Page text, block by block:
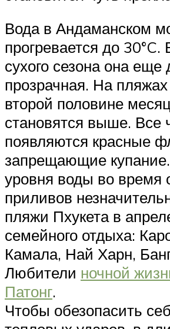
Вода в Андаманском
прогревается до 30°C.
сухого сезона она еще
прозрачная. На
второй половине
становятся выше. Все
появляются красные
запрещающие
уровня воды во время
приливов
пляжи Пхукета в
семейного отдыха:
Камала, Най Харн,
Любители ночной
Патонг.
Чтобы обезопасить